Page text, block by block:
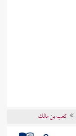
كعب بن مالك